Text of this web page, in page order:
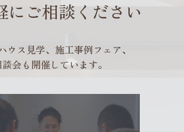
にご相談ください
ウス見学、施工事例フェア、
会も開催しています。